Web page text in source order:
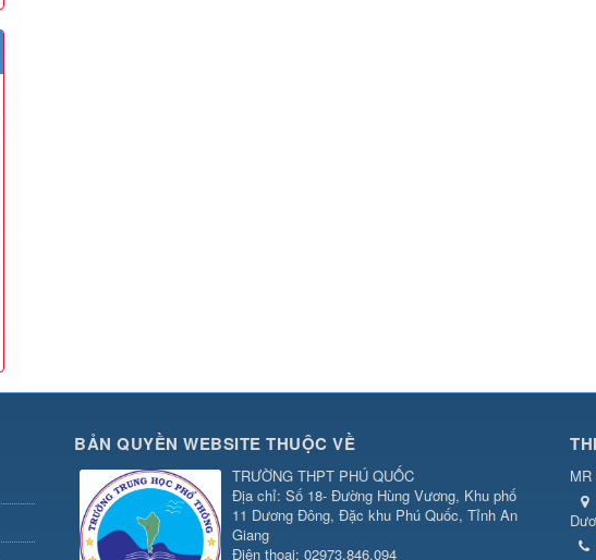
BẢN QUYỀN WEBSITE THUỘC VỀ
TRƯỜNG THPT PHÚ QUỐC
Địa chỉ: Số 18- Đường Hùng Vương, Khu phố
11 Dương Đông, Đặc khu Phú Quốc, Tỉnh An
Giang
Điện thoại: 02973.846.094